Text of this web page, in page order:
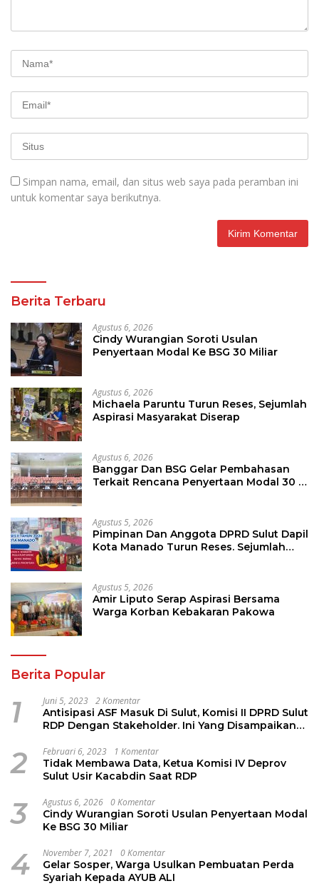
Simpan nama, email, dan situs web saya pada peramban ini
untuk komentar saya berikutnya.
Berita Terbaru
Agustus 6, 2026
Cindy Wurangian Soroti Usulan
Penyertaan Modal Ke BSG 30 Miliar
Agustus 6, 2026
Michaela Paruntu Turun Reses, Sejumlah
Aspirasi Masyarakat Diserap
Agustus 6, 2026
Banggar Dan BSG Gelar Pembahasan
Terkait Rencana Penyertaan Modal 30 M
Agustus 5, 2026
Pimpinan Dan Anggota DPRD Sulut Dapil
Kota Manado Turun Reses. Sejumlah
Agustus 5, 2026
Amir Liputo Serap Aspirasi Bersama
Warga Korban Kebakaran Pakowa
Berita Popular
1 Juni 5, 2023 2 Komentar
Antisipasi ASF Masuk Di Sulut, Komisi II DPRD Sulut
RDP Dengan Stakeholder. Ini Yang Disampaikan
2 Februari 6, 2023 1 Komentar
Tidak Membawa Data, Ketua Komisi IV Deprov
Sulut Usir Kacabdin Saat RDP
3 Agustus 6, 2026 0 Komentar
Cindy Wurangian Soroti Usulan Penyertaan Modal
Ke BSG 30 Miliar
4 November 7, 2021 0 Komentar
Gelar Sosper, Warga Usulkan Pembuatan Perda
Syariah Kepada AYUB ALI